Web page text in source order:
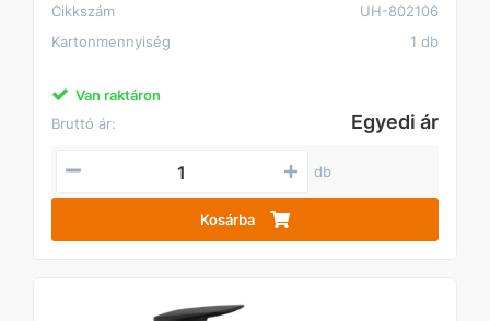
Cikkszám
UH-802106
Kartonmennyiség
1 db
Van raktáron
Bruttó ár:
Egyedi ár
db
Kosárba